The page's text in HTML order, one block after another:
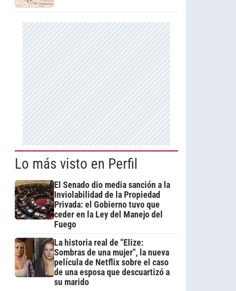
Lo más visto en Perfil
El Senado dio media sanción a la
Inviolabilidad de la Propiedad
Privada: el Gobierno tuvo que
ceder en la Ley del Manejo del
Fuego
La historia real de "Elize:
Sombras de una mujer", la nueva
película de Netflix sobre el caso
de una esposa que descuartizó a
su marido